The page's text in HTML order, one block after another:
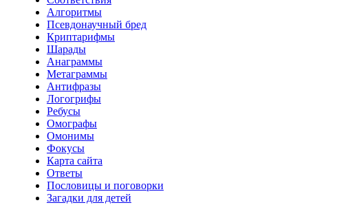
Алгоритмы
Псевдонаучный бред
Криптарифмы
Шарады
Анаграммы
Метаграммы
Антифразы
Логогрифы
Ребусы
Омографы
Омонимы
Фокусы
Карта сайта
Ответы
Пословицы и поговорки
Загадки для детей